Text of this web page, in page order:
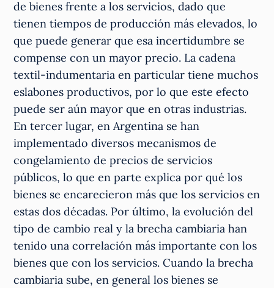
de bienes frente a los servicios, dado que
tienen tiempos de producción más elevados, lo
que puede generar que esa incertidumbre se
compense con un mayor precio. La cadena
textil-indumentaria en particular tiene muchos
eslabones productivos, por lo que este efecto
puede ser aún mayor que en otras industrias.
En tercer lugar, en Argentina se han
implementado diversos mecanismos de
congelamiento de precios de servicios
públicos, lo que en parte explica por qué los
bienes se encarecieron más que los servicios en
estas dos décadas. Por último, la evolución del
tipo de cambio real y la brecha cambiaria han
tenido una correlación más importante con los
bienes que con los servicios. Cuando la brecha
cambiaria sube, en general los bienes se